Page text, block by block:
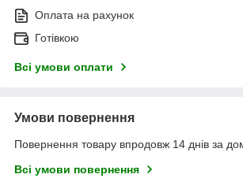
Оплата на рахунок
Готівкою
Всі умови оплати
Умови повернення
Повернення товару впродовж 14 днів за
Всі умови повернення